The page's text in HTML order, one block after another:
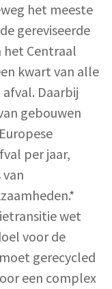
het meeste
gereviseerde
het Centraal
kwart van alle
Daarbij
gebouwen
per jaar,
wet
voor de
gerecycled
een complex